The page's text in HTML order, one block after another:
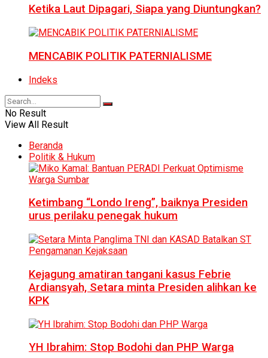
Ketika Laut Dipagari, Siapa yang Diuntungkan?
MENCABIK POLITIK PATERNIALISME
Indeks
No Result
View All Result
Beranda
Politik & Hukum
Ketimbang “Londo Ireng”, baiknya Presiden
urus perilaku penegak hukum
Kejagung amatiran tangani kasus Febrie
Ardiansyah, Setara minta Presiden alihkan ke
KPK
YH Ibrahim: Stop Bodohi dan PHP Warga